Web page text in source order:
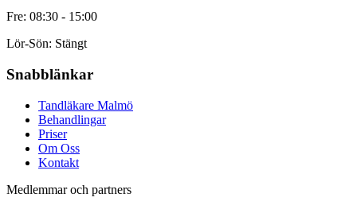
Fre: 08:30 - 15:00
Lör-Sön: Stängt
Snabblänkar
Tandläkare Malmö
Behandlingar
Priser
Om Oss
Kontakt
Medlemmar och partners